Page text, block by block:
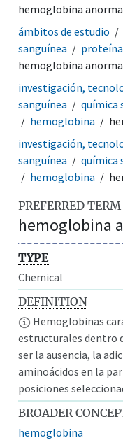
hemoglobina
ámbitos de estudio
sanguínea
hemoglobina
investigación,
sanguínea
química
hemoglobina
investigación,
sanguínea
química
hemoglobina
PREFERRED TERM
hemoglobina
TYPE
Chemical
DEFINITION
Hemoglobinas
estructurales dentro
ser la ausencia, la
aminoácidos en la
posiciones
BROADER
hemoglobina